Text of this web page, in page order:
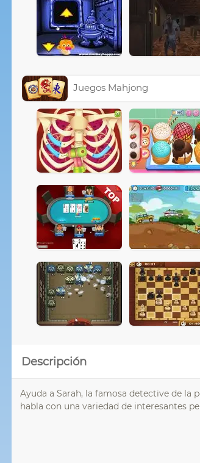
Juegos Mahjong
Descripción
Ayuda a Sarah, la famosa detective de la
habla con una variedad de interesantes